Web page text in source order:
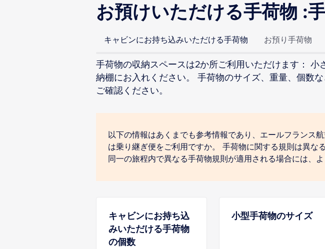
お預けいただける手荷物 :
キャビンにお持ち込みいただける手荷物 お預り手荷物
手荷物の収納スペースは2か所ご利用いただけます：
納棚にお入れください。 手荷物のサイズ、重量、個数
ご確認ください。
以下の情報はあくまでも参考情報であり、エールフランス
は乗り継ぎ便をご利用ですか。 手荷物に関する規則は異な
同一の旅程内で異なる手荷物規則が適用される場合には、
キャビンにお持ち込
みいただける手荷物
の個数
小型手荷物のサイズ